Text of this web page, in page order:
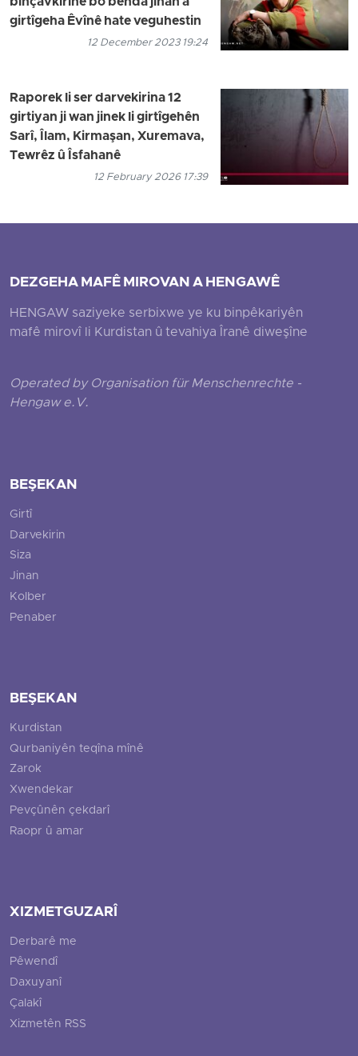
girtîgeha Êvînê hate veguhestin
12 December 2023 19:24
Raporek li ser darvekirina 12
girtiyan ji wan jinek li girtîgehên
Sarî, Îlam, Kirmaşan, Xuremava,
Tewrêz û Îsfahanê
12 February 2026 17:39
DEZGEHA MAFÊ MIROVAN A HENGAWÊ
HENGAW saziyeke serbixwe ye ku binpêkariyên
mafê mirovî li Kurdistan û tevahiya Îranê diweşîne
Operated by Organisation für Menschenrechte -
Hengaw e.V.
BEŞEKAN
Girtî
Darvekirin
Siza
Jinan
Kolber
Penaber
BEŞEKAN
Kurdistan
Qurbaniyên teqîna mînê
Zarok
Xwendekar
Pevçûnên çekdarî
Raopr û amar
XIZMETGUZARÎ
Derbarê me
Pêwendî
Daxuyanî
Çalakî
Xizmetên RSS